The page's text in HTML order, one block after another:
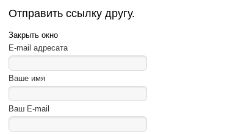
Отправить ссылку другу.
Закрыть окно
E-mail адресата
Ваше имя
Ваш E-mail